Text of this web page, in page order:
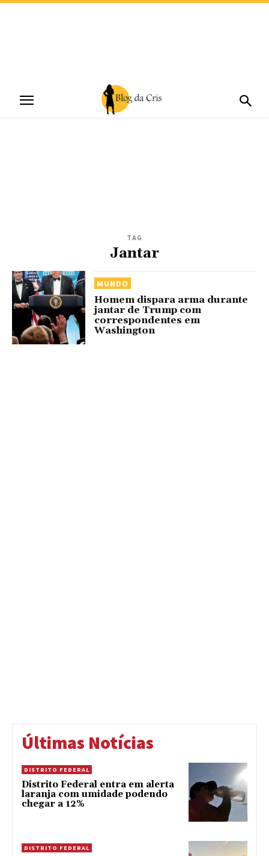
TAG
Jantar
MUNDO
Homem dispara arma durante
jantar de Trump com
correspondentes em
Washington
Últimas Notícias
DISTRITO FEDERAL
Distrito Federal entra em alerta
laranja com umidade podendo
chegar a 12%
DISTRITO FEDERAL